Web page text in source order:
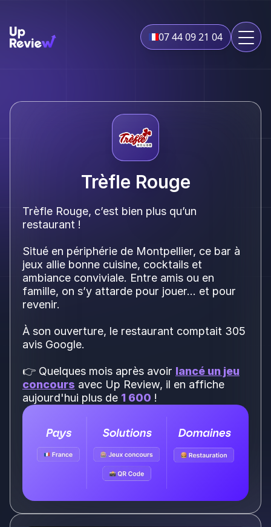
07 44 09 21 04
Trèfle Rouge
Trèfle Rouge, c’est bien plus qu’un
restaurant !
Situé en périphérie de Montpellier, ce bar à
jeux allie bonne cuisine, cocktails et
ambiance conviviale. Entre amis ou en
famille, on s’y attarde pour jouer… et pour
revenir.
À son ouverture, le restaurant comptait 305
avis Google.
👉 Quelques mois après avoir lancé un jeu
concours avec Up Review, il en affiche
aujourd'hui plus de 1 600 !